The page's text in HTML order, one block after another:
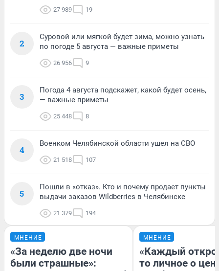
27 989 19
2
Суровой или мягкой будет зима, можно узнать
по погоде 5 августа — важные приметы
26 956 9
3
Погода 4 августа подскажет, какой будет осень,
— важные приметы
25 448 8
4
Военком Челябинской области ушел на СВО
21 518 107
5
Пошли в «отказ». Кто и почему продает пункты
выдачи заказов Wildberries в Челябинске
21 379 194
МНЕНИЕ
«За неделю две ночи
были страшные»:
МНЕНИЕ
«Каждый
то личное о